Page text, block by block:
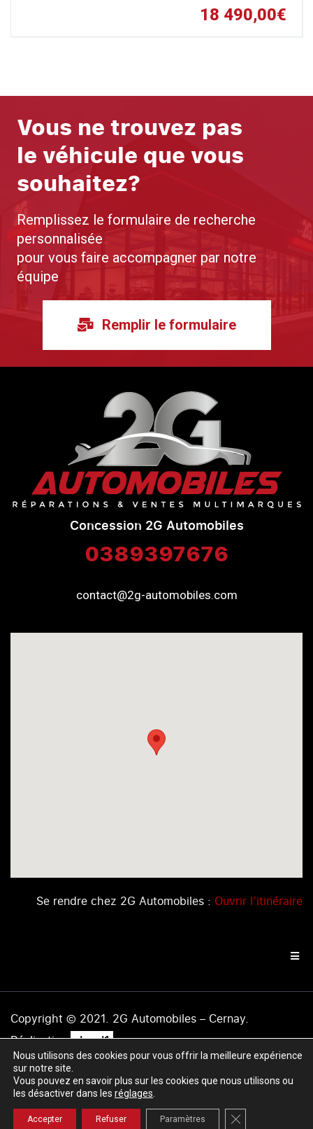
18 490,00€
Vous ne trouvez pas
le véhicule que vous
souhaitez?
Remplissez le formulaire de recherche
personnalisée
pour vous faire accompagner par notre
équipe
Remplir le formulaire
Concession 2G Automobiles
0389397676
contact@2g-automobiles.com
Se rendre chez 2G Automobiles : Ouvrir l’itinéraire
Copyright © 2021. 2G Automobiles – Cernay.
Réalisation .level1
Mentions légales|Politique de confidentialité|Plan du
site
Nous utilisons des cookies pour vous offrir la meilleure expérience
sur notre site.
Vous pouvez en savoir plus sur les cookies que nous utilisons ou
les désactiver dans les réglages
Accepter Refuser Paramètres Fermer la